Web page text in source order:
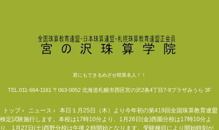
君にもできるめざせ暗算名人！！
TEL. 011-664-1161 〒063-0052 北海道札幌市西区宮の沢2条4丁目7-8プラザみうら 3F
トップ› ニュース ›
本日１月25日（木）より今年初の第419回全国珠算教育連盟
検定試験施行します。本校は17時10分より、1月26日(金)西園分校は17時10分よ
り、1月27日(土)西野分校は午後２時開始となります。受験種目により開始時刻が